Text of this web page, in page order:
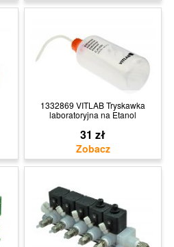
1332869 VITLAB Tryskawka
laboratoryjna na Etanol
31 zł